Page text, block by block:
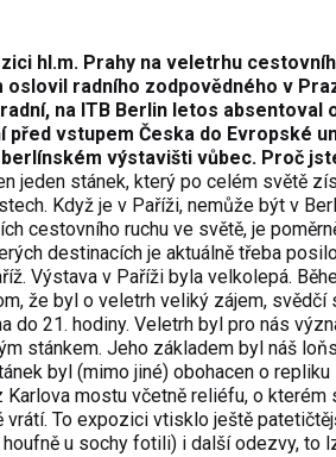
hl.m. Prahy na veletrhu
oslovil radního zodpovědného v
na ITB Berlin letos absentoval
před vstupem Česka do Evropské
berlínském výstavišti vůbec. Proč
jeden stánek, který po celém světě
Když je v Paříži, nemůže být v
cestovního ruchu ve světě, je
destinacích je aktuálně třeba
Výstava v Paříži byla velkolepá.
že byl o veletrh veliký zájem, svědčí
do 21. hodiny. Veletrh byl pro nás
stánkem. Jeho základem byl náš
byl (mimo jiné) obohacen o
Karlova mostu včetně reliéfu, o kterém
vrátí. To expozici vtisklo ještě
u sochy fotili) i další odezvy, to